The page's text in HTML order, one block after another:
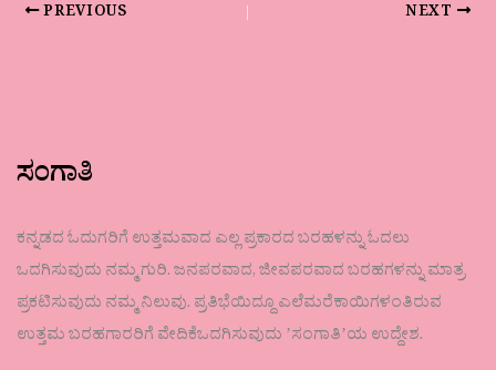
PREVIOUS NEXT
ಸಂಗಾತಿ
ಕನ್ನಡದ ಓದುಗರಿಗೆ ಉತ್ತಮವಾದ ಎಲ್ಲ ಪ್ರಕಾರದ ಬರಹಳನ್ನು ಓದಲು
ಒದಗಿಸುವುದು ನಮ್ಮ ಗುರಿ. ಜನಪರವಾದ, ಜೀವಪರವಾದ ಬರಹಗಳನ್ನು ಮಾತ್ರ
ಪ್ರಕಟಿಸುವುದು ನಮ್ಮ ನಿಲುವು. ಪ್ರತಿಭೆಯಿದ್ದೂ ಎಲೆಮರೆಕಾಯಿಗಳಂತಿರುವ
ಉತ್ತಮ ಬರಹಗಾರರಿಗೆ ವೇದಿಕೆಒದಗಿಸುವುದು ʼಸಂಗಾತಿʼಯ ಉದ್ದೇಶ.